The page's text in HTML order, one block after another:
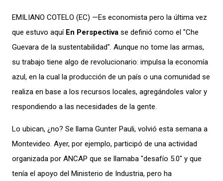
EMILIANO COTELO (EC) —Es economista pero la última vez
que estuvo aquí En Perspectiva se definió como el "Che
Guevara de la sustentabilidad". Aunque no tome las armas,
su trabajo tiene algo de revolucionario: impulsa la economía
azul, en la cual la producción de un país o una comunidad se
realiza en base a los recursos locales, agregándoles valor y
respondiendo a las necesidades de la gente.
Lo ubican, ¿no? Se llama Gunter Pauli, volvió esta semana a
Montevideo. Ayer, por ejemplo, participó de una actividad
organizada por ANCAP que se llamaba "desafío 5.0″ y que
tenía el apoyo del Ministerio de Industria, pero ha